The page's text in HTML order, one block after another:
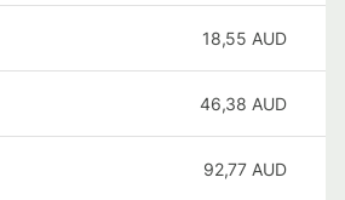
18,55 AUD
46,38 AUD
92,77 AUD